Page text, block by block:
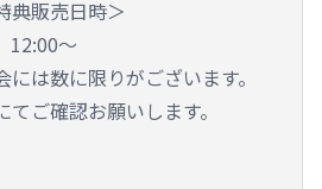
典販売日時＞
12:00～
は数に限りがございます。
ご確認お願いします。